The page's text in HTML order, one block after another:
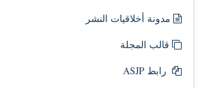
مدونة أخلاقيات النشر
قالب المجلة
رابط ASJP